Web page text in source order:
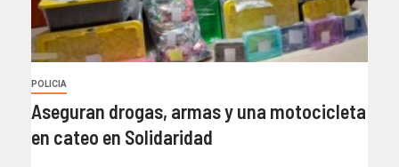
POLICIA
Aseguran drogas, armas y una motocicleta
en cateo en Solidaridad